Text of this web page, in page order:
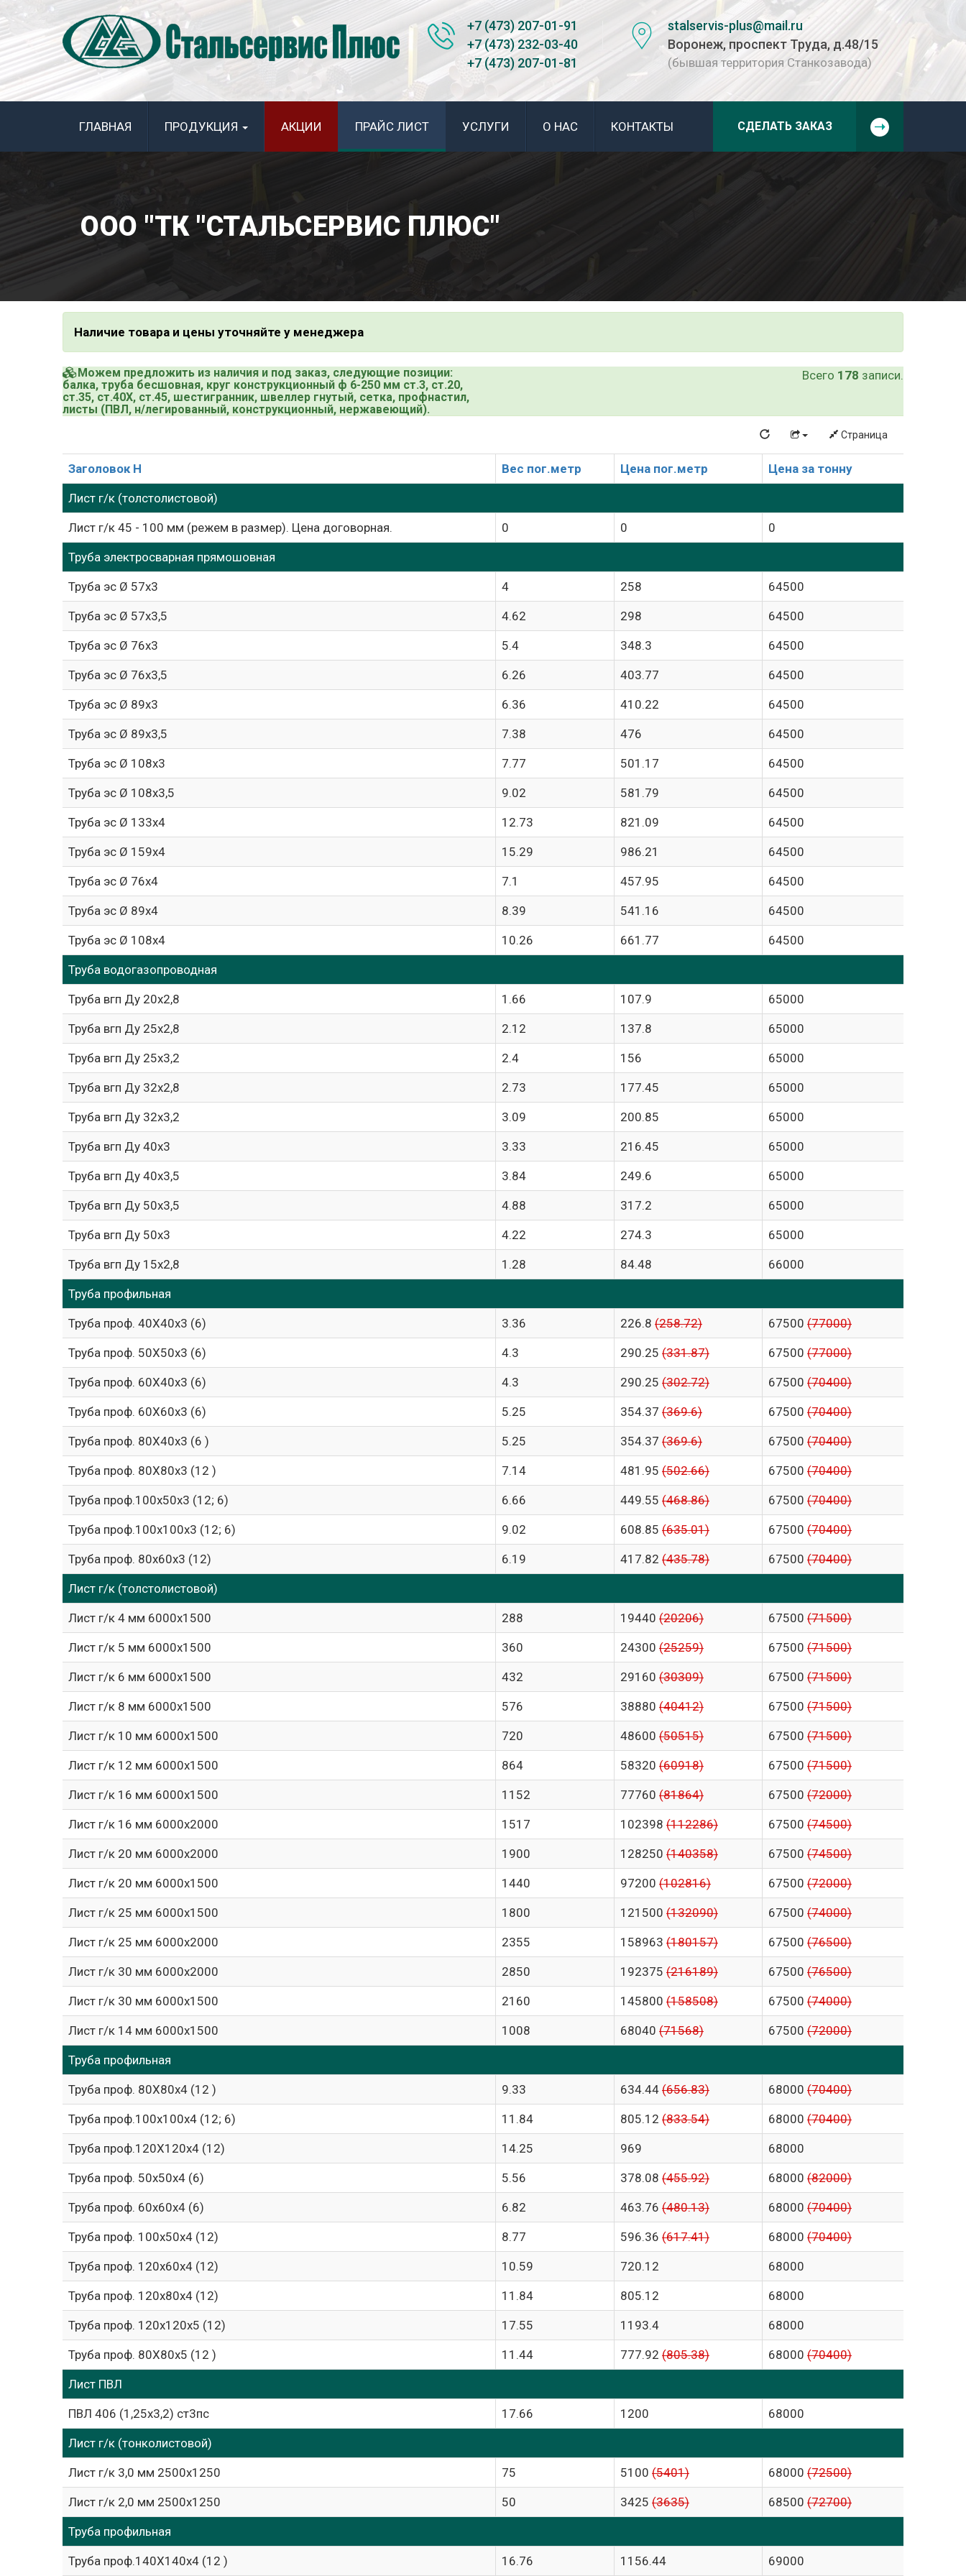
+7 (473) 207-01-91
+7 (473) 232-03-40
+7 (473) 207-01-81
stalservis-plus@mail.ru
Воронеж, проспект Труда, д.48/15
(бывшая территория Станкозавода)
ГЛАВНАЯ ПРОДУКЦИЯ АКЦИИ ПРАЙС ЛИСТ УСЛУГИ О НАС КОНТАКТЫ СДЕЛАТЬ ЗАКАЗ
ООО "ТК "СТАЛЬСЕРВИС ПЛЮС"
Наличие товара и цены уточняйте у менеджера
Всего 178 записи.
Можем предложить из наличия и под заказ, следующие позиции:
балка, труба бесшовная, круг конструкционный ф 6-250 мм ст.3, ст.20,
ст.35, ст.40Х, ст.45, шестигранник, швеллер гнутый, сетка, профнастил,
листы (ПВЛ, н/легированный, конструкционный, нержавеющий).
Страница
Заголовок H Вес пог.метр Цена пог.метр Цена за тонну
Лист г/к (толстолистовой)
Лист г/к 45 - 100 мм (режем в размер). Цена договорная. 0 0 0
Труба электросварная прямошовная
Труба эс Ø 57х3 4 258 64500
Труба эс Ø 57х3,5 4.62 298 64500
Труба эс Ø 76х3 5.4 348.3 64500
Труба эс Ø 76х3,5 6.26 403.77 64500
Труба эс Ø 89х3 6.36 410.22 64500
Труба эс Ø 89х3,5 7.38 476 64500
Труба эс Ø 108х3 7.77 501.17 64500
Труба эс Ø 108х3,5 9.02 581.79 64500
Труба эс Ø 133х4 12.73 821.09 64500
Труба эс Ø 159х4 15.29 986.21 64500
Труба эс Ø 76х4 7.1 457.95 64500
Труба эс Ø 89х4 8.39 541.16 64500
Труба эс Ø 108х4 10.26 661.77 64500
Труба водогазопроводная
Труба вгп Ду 20х2,8 1.66 107.9 65000
Труба вгп Ду 25х2,8 2.12 137.8 65000
Труба вгп Ду 25х3,2 2.4 156 65000
Труба вгп Ду 32х2,8 2.73 177.45 65000
Труба вгп Ду 32х3,2 3.09 200.85 65000
Труба вгп Ду 40х3 3.33 216.45 65000
Труба вгп Ду 40х3,5 3.84 249.6 65000
Труба вгп Ду 50х3,5 4.88 317.2 65000
Труба вгп Ду 50х3 4.22 274.3 65000
Труба вгп Ду 15х2,8 1.28 84.48 66000
Труба профильная
Труба проф. 40Х40х3 (6) 3.36 226.8 (258.72) 67500 (77000)
Труба проф. 50Х50х3 (6) 4.3 290.25 (331.87) 67500 (77000)
Труба проф. 60Х40х3 (6) 4.3 290.25 (302.72) 67500 (70400)
Труба проф. 60Х60х3 (6) 5.25 354.37 (369.6) 67500 (70400)
Труба проф. 80Х40х3 (6 ) 5.25 354.37 (369.6) 67500 (70400)
Труба проф. 80Х80х3 (12 ) 7.14 481.95 (502.66) 67500 (70400)
Труба проф.100х50х3 (12; 6) 6.66 449.55 (468.86) 67500 (70400)
Труба проф.100х100х3 (12; 6) 9.02 608.85 (635.01) 67500 (70400)
Труба проф. 80х60х3 (12) 6.19 417.82 (435.78) 67500 (70400)
Лист г/к (толстолистовой)
Лист г/к 4 мм 6000х1500 288 19440 (20206) 67500 (71500)
Лист г/к 5 мм 6000х1500 360 24300 (25259) 67500 (71500)
Лист г/к 6 мм 6000х1500 432 29160 (30309) 67500 (71500)
Лист г/к 8 мм 6000х1500 576 38880 (40412) 67500 (71500)
Лист г/к 10 мм 6000х1500 720 48600 (50515) 67500 (71500)
Лист г/к 12 мм 6000х1500 864 58320 (60918) 67500 (71500)
Лист г/к 16 мм 6000х1500 1152 77760 (81864) 67500 (72000)
Лист г/к 16 мм 6000х2000 1517 102398 (112286) 67500 (74500)
Лист г/к 20 мм 6000х2000 1900 128250 (140358) 67500 (74500)
Лист г/к 20 мм 6000х1500 1440 97200 (102816) 67500 (72000)
Лист г/к 25 мм 6000х1500 1800 121500 (132090) 67500 (74000)
Лист г/к 25 мм 6000х2000 2355 158963 (180157) 67500 (76500)
Лист г/к 30 мм 6000х2000 2850 192375 (216189) 67500 (76500)
Лист г/к 30 мм 6000х1500 2160 145800 (158508) 67500 (74000)
Лист г/к 14 мм 6000х1500 1008 68040 (71568) 67500 (72000)
Труба профильная
Труба проф. 80Х80х4 (12 ) 9.33 634.44 (656.83) 68000 (70400)
Труба проф.100х100х4 (12; 6) 11.84 805.12 (833.54) 68000 (70400)
Труба проф.120Х120х4 (12) 14.25 969 68000
Труба проф. 50х50х4 (6) 5.56 378.08 (455.92) 68000 (82000)
Труба проф. 60х60х4 (6) 6.82 463.76 (480.13) 68000 (70400)
Труба проф. 100х50х4 (12) 8.77 596.36 (617.41) 68000 (70400)
Труба проф. 120х60х4 (12) 10.59 720.12 68000
Труба проф. 120х80х4 (12) 11.84 805.12 68000
Труба проф. 120х120х5 (12) 17.55 1193.4 68000
Труба проф. 80Х80х5 (12 ) 11.44 777.92 (805.38) 68000 (70400)
Лист ПВЛ
ПВЛ 406 (1,25х3,2) ст3пс 17.66 1200 68000
Лист г/к (тонколистовой)
Лист г/к 3,0 мм 2500х1250 75 5100 (5401) 68000 (72500)
Лист г/к 2,0 мм 2500х1250 50 3425 (3635) 68500 (72700)
Труба профильная
Труба проф.140Х140х4 (12 ) 16.76 1156.44 69000